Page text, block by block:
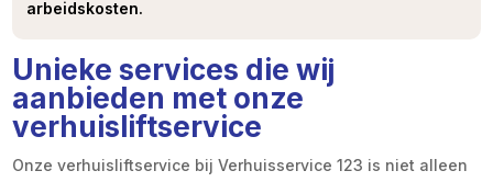
arbeidskosten.
Unieke services die wij
aanbieden met onze
verhuisliftservice
Onze verhuisliftservice bij Verhuisservice 123 is niet alleen